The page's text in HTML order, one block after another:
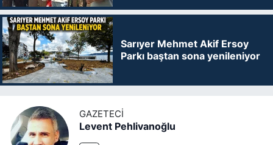
Sarıyer Mehmet Akif Ersoy
Parkı baştan sona yenileniyor
GAZETECI
Levent Pehlivanoğlu